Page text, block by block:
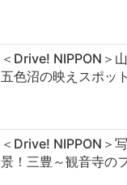
＜Drive! NIPPON＞
五色沼の映えスポッ
＜Drive! NIPPON＞
景！三豊～観音寺の